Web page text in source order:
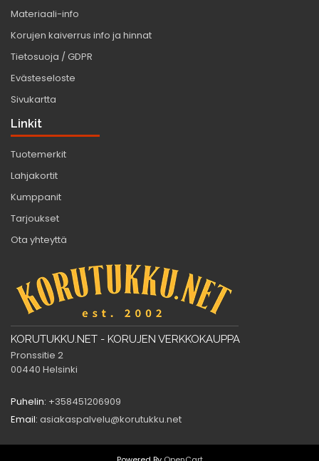
Materiaali-info
Korujen kaiverrus info ja hinnat
Tietosuoja / GDPR
Evästeseloste
Sivukartta
Linkit
Tuotemerkit
Lahjakortit
Kumppanit
Tarjoukset
Ota yhteyttä
KORUTUKKU.NET - KORUJEN VERKKOKAUPPA
Pronssitie 2
00440 Helsinki
Puhelin: +358451206909
Email: asiakaspalvelu@korutukku.net